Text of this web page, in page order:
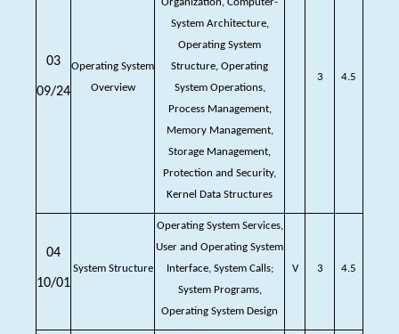
03
09/24
Operating System
Overview
Organization, Computer-
System Architecture,
Operating System
Structure, Operating
System Operations,
Process Management,
Memory Management,
Storage Management,
Protection and Security,
Kernel Data Structures
3 4.5
04
10/01
System Structure
Operating System Services,
User and Operating System
Interface, System Calls;
System Programs,
Operating System Design
V 3 4.5